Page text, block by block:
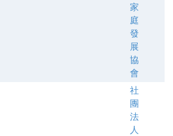
家
庭
發
展
協
會
社
團
法
人